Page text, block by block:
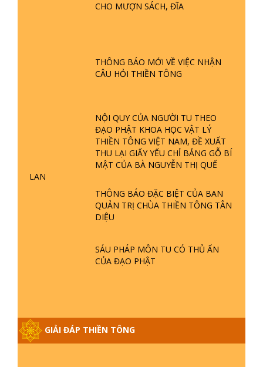
CHO MƯỢN SÁCH, ĐĨA
THÔNG BÁO MỚI VỀ VIỆC NHẬN
CÂU HỎI THIỀN TÔNG
NỘI QUY CỦA NGƯỜI TU THEO
ĐẠO PHẬT KHOA HỌC VẬT LÝ
THIỀN TÔNG VIỆT NAM, ĐỀ XUẤT
THU LẠI GIẤY YẾU CHỈ BẢNG GỖ BÍ
MẬT CỦA BÀ NGUYỄN THỊ QUẾ
LAN
THÔNG BÁO ĐẶC BIỆT CỦA BAN
QUẢN TRỊ CHÙA THIỀN TÔNG TÂN
DIỆU
SÁU PHÁP MÔN TU CÓ THỦ ẤN
CỦA ĐẠO PHẬT
GIẢI ĐÁP THIỀN TÔNG
HOA LÀ HỘI GÌ? TỬ VÌ ĐẠO
PHẬT GIỚI CÓ THỜI GIAN KHÔNG? |
TTTD
ĐỨC CHÚA TRỜI LÀ AI? QUỶ SA
TĂNG? | TTTD
GIẢI ĐÁP THIỀN TÔNG ĐẶC BIỆT P22
- TẠI SAO TRÁI ĐẤT NHIỀU THIÊN TAI
GIẢI ĐÁP THIỀN TÔNG ĐẶC BIỆT P21
- TẠI SAO ĐỨC PHẬT BƯỚC ĐI 7
GIẢI ĐÁP VỀ LỄ TIỄN THIỀN TÔNG SƯ
GIẢI ĐÁP THIỀN TÔNG ĐẶC BIỆT
PHẦN 20 - BÁC NGUYỄN NHÂN LÀ AI?
PHIỀN NÃO DO ĐÂU MÀ CÓ?